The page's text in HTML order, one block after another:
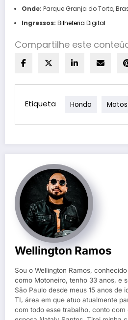
Onde: Parque Granja do Torto,
Ingressos: Bilheteria Digital
Compartilhe este
Etiqueta Honda Motos
Wellington Ramos
Sou o Wellington Ramos,
como Motoneiro, tenho 33 anos, e
São Paulo desde meus 15 anos de
TI, área em que atuo atualmente
com todo esse trabalho, conto com